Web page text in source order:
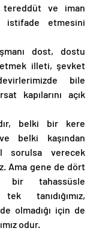
tereddüt ve iman
istifade etmesini
dost, dostu
illeti, şevket
bile
kapılarını açık
belki bir kere
belki kaşından
sorulsa verecek
Ama gene de dört
bir tahassüsle
tanıdığımız,
olmadığı için de
odur.